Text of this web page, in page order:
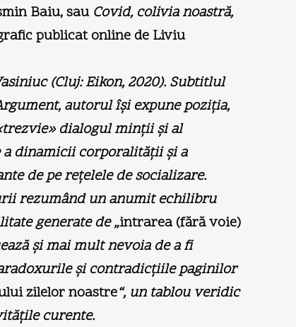
Baiu, sau Covid, colivia noastră,
publicat online de Liviu
(Cluj: Eikon, 2020).Subtitlul
autorul îşi expune poziţia,
dialogul minţii şi al
a dinamicii corporalităţii şi a
de pe reţelele de socializare.
rezumând un anumit echilibru
generate de „intrarea (fără voie)
şi mai mult nevoia de a fi
şi contradicţiile paginilor
zilelor noastre“, un tablou veridic
curente.